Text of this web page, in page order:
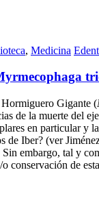
, Medicina
Gigante (
de la muerte del
en particular y
Iber? (ver
embargo, tal y
conservación de